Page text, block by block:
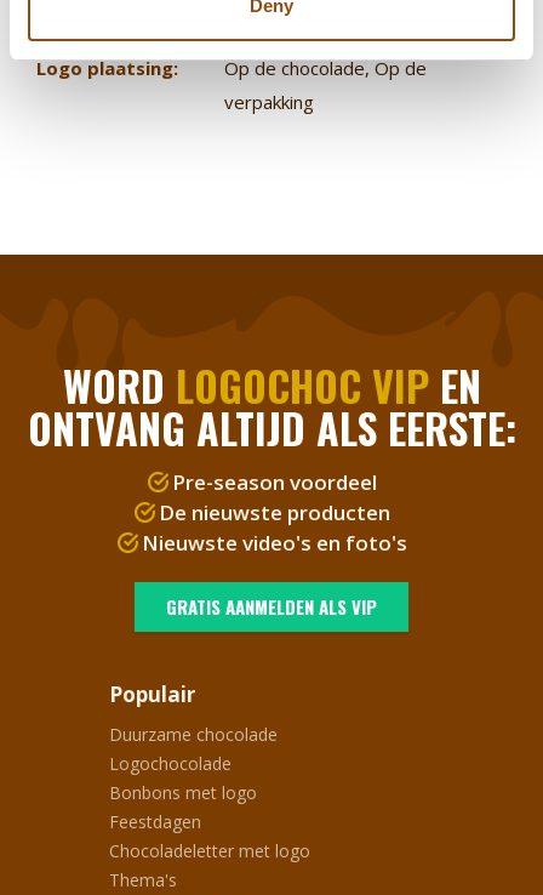
Deny
Melk
Logo plaatsing: Op de chocolade, Op de
verpakking
WORD LOGOCHOC VIPEN
ONTVANG ALTIJD ALS EERSTE:
Pre-season voordeel
De nieuwste producten
Nieuwste video's en foto's
GRATIS AANMELDEN ALS VIP
Populair
Duurzame chocolade
Logochocolade
Bonbons met logo
Feestdagen
Chocoladeletter met logo
Thema's